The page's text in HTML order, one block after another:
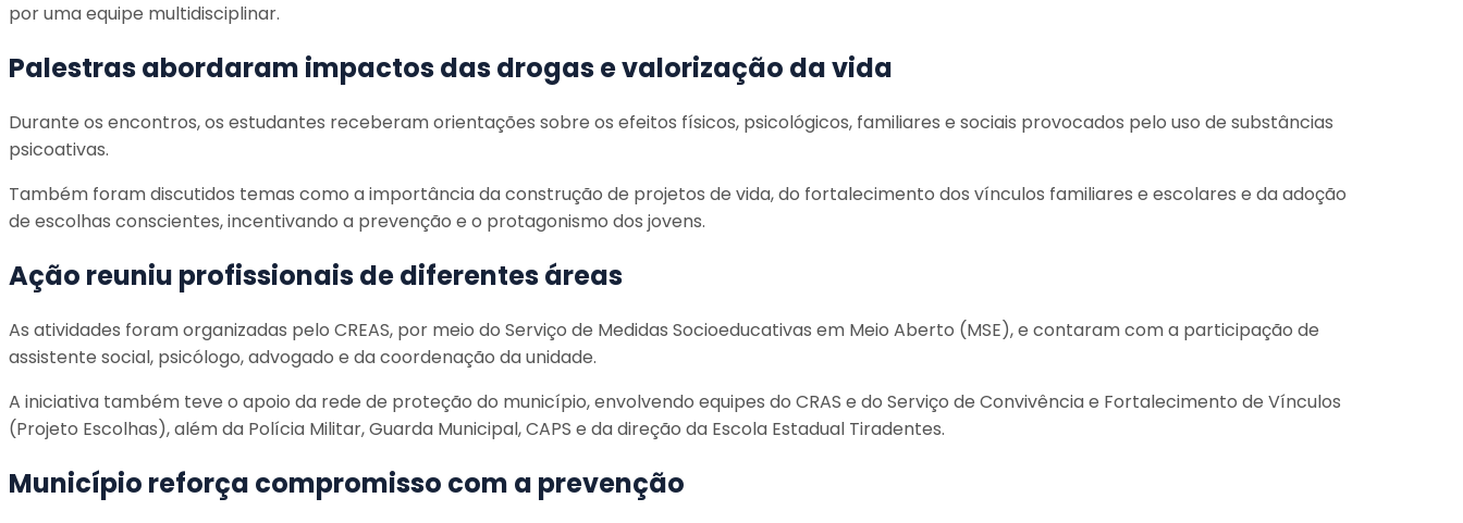
por uma equipe multidisciplinar.
Palestras abordaram impactos das drogas e valorização da vida
Durante os encontros, os estudantes receberam orientações sobre os efeitos físicos, psicológicos, familiares e sociais provocados pelo uso de substâncias
psicoativas.
Também foram discutidos temas como a importância da construção de projetos de vida, do fortalecimento dos vínculos familiares e escolares e da adoção
de escolhas conscientes, incentivando a prevenção e o protagonismo dos jovens.
Ação reuniu profissionais de diferentes áreas
As atividades foram organizadas pelo CREAS, por meio do Serviço de Medidas Socioeducativas em Meio Aberto (MSE), e contaram com a participação de
assistente social, psicólogo, advogado e da coordenação da unidade.
A iniciativa também teve o apoio da rede de proteção do município, envolvendo equipes do CRAS e do Serviço de Convivência e Fortalecimento de Vínculos
(Projeto Escolhas), além da Polícia Militar, Guarda Municipal, CAPS e da direção da Escola Estadual Tiradentes.
Município reforça compromisso com a prevenção